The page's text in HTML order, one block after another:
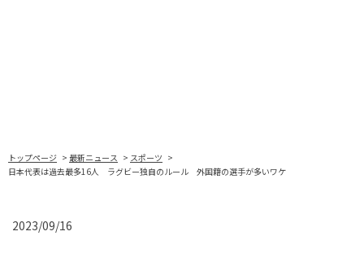
トップページ 最新ニュース
スポーツ
日本代表は過去最多16人 ラグビー独自のルール 外国籍の選手が多いワケ
2023/09/16